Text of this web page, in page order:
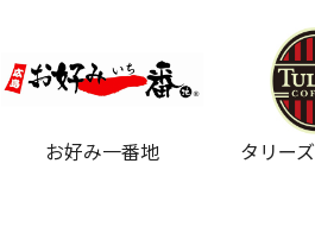
お好み一番地 タリー